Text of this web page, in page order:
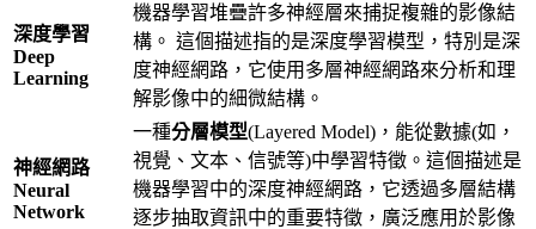
深度學習
Deep
Learning
機器學習堆疊許多神經層來捕捉複雜的影像結
構。 這個描述指的是深度學習模型，特別是深
度神經網路，它使用多層神經網路來分析和理
解影像中的細微結構。
神經網路
Neural
Network
一種分層模型(Layered Model)，能從數據(如，
視覺、文本、信號等)中學習特徵。這個描述是
機器學習中的深度神經網路，它透過多層結構
逐步抽取資訊中的重要特徵，廣泛應用於影像